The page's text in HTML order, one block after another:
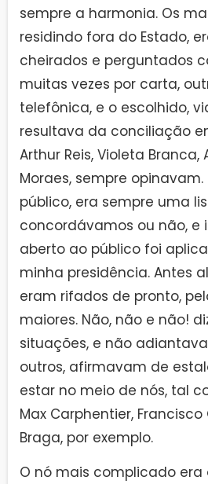
sempre a harmonia. Os
residindo fora do Estado,
cheirados e perguntados
muitas vezes por carta,
telefônica, e o escolhido,
resultava da conciliação
Arthur Reis, Violeta Branca,
Moraes, sempre
público, era sempre uma
concordávamos ou não, e
aberto ao público foi
minha presidência. Antes
eram rifados de pronto,
maiores. Não, não e não!
situações, e não
outros, afirmavam de
estar no meio de nós, tal
Max Carphentier,
Braga, por exemplo.
O nó mais complicado